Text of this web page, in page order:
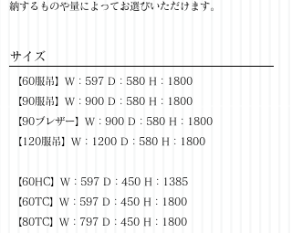
納するものや量によってお選びいただけます。
サイズ
【60服吊】W：597 D：580 H：1800
【90服吊】W：900 D：580 H：1800
【90ブレザー】W：900 D：580 H：1800
【120服吊】W：1200 D：580 H：1800
【60HC】W：597 D：450 H：1385
【60TC】W：597 D：450 H：1800
【80TC】W：797 D：450 H：1800